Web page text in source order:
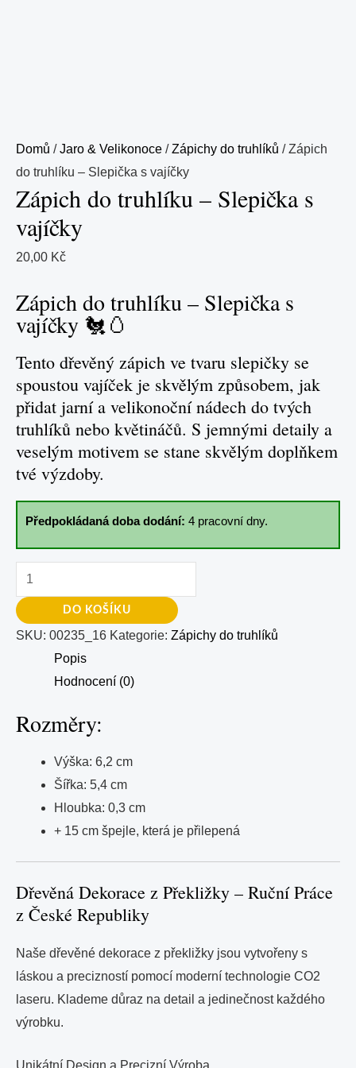
Domů /Jaro & Velikonoce /Zápichy do truhlíků / Zápich
do truhlíku – Slepička s vajíčky
Zápich do truhlíku – Slepička s
vajíčky
20,00 Kč
Zápich do truhlíku – Slepička s
vajíčky 🐔🥚
Tento dřevěný zápich ve tvaru slepičky se
spoustou vajíček je skvělým způsobem, jak
přidat jarní a velikonoční nádech do tvých
truhlíků nebo květináčů. S jemnými detaily a
veselým motivem se stane skvělým doplňkem
tvé výzdoby.
Předpokládaná doba dodání: 4 pracovní dny.
DO KOŠÍKU
SKU: 00235_16 Kategorie: Zápichy do truhlíků
Popis
Hodnocení (0)
Rozměry:
Výška: 6,2 cm
Šířka: 5,4 cm
Hloubka: 0,3 cm
+ 15 cm špejle, která je přilepená
Dřevěná Dekorace z Překližky – Ruční Práce
z České Republiky
Naše dřevěné dekorace z překližky jsou vytvořeny s
láskou a precizností pomocí moderní technologie CO2
laseru. Klademe důraz na detail a jedinečnost každého
výrobku.